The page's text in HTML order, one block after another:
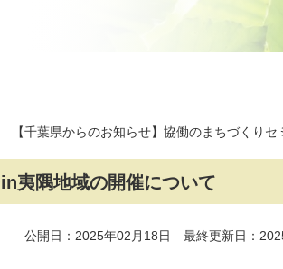
【千葉県からのお知らせ】協働のまちづくり
夷隅地域の開催について
公開日：2025年02月18日 最終更新日：